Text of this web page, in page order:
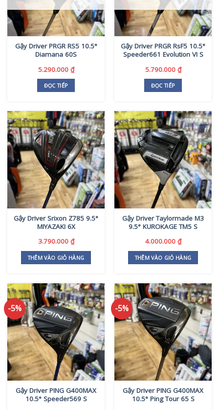
Gậy Driver PRGR RS5 10.5°
Diamana 60S
5.290.000 ₫
ĐỌC TIẾP
Gậy Driver PRGR RsF5 10.5°
Speeder661 Evolution VI S
5.790.000 ₫
ĐỌC TIẾP
Gậy Driver Srixon Z785 9.5°
MIYAZAKI 6X
3.790.000 ₫
THÊM VÀO GIỎ HÀNG
Gậy Driver Taylormade M3
9.5° KUROKAGE TM5 S
4.000.000 ₫
THÊM VÀO GIỎ HÀNG
-5%
Gậy Driver PING G400MAX
10.5° Speeder569 S
-5%
Gậy Driver PING G400MAX
10.5° Ping Tour 65 S